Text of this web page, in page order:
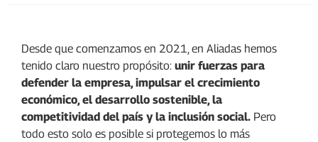
Desde que comenzamos en 2021, en Aliadas hemos
tenido claro nuestro propósito: unir fuerzas para
defender la empresa, impulsar el crecimiento
económico, el desarrollo sostenible, la
competitividad del país y la inclusión social. Pero
todo esto solo es posible si protegemos lo más